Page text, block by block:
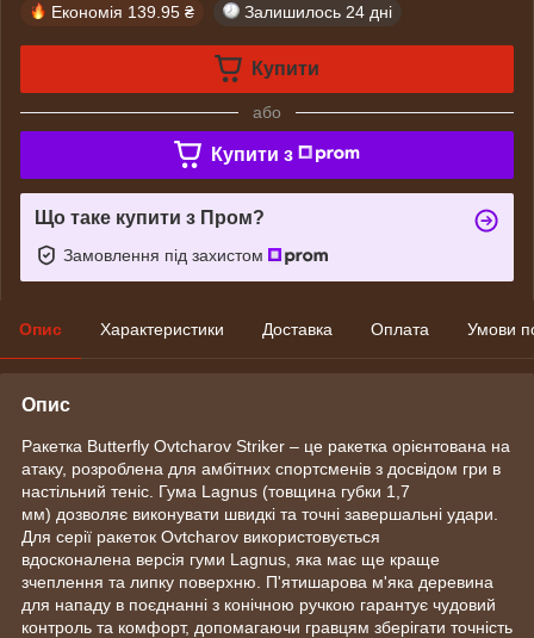
Економія 139.95 ₴ Залишилось 24 дні
Купити
або
Купити з
Що таке купити з Пром?
Замовлення під захистом
Опис Характеристики Доставка Оплата Умови
Опис
Ракетка Butterfly Ovtcharov Striker – це ракетка орієнтована на
атаку, розроблена для амбітних спортсменів з досвідом гри в
настільний теніс. Гума Lagnus (товщина губки 1,7
мм) дозволяє виконувати швидкі та точні завершальні удари.
Для серії ракеток Ovtcharov використовується
вдосконалена версія гуми Lagnus, яка має ще краще
зчеплення та липку поверхню. П'ятишарова м'яка деревина
для нападу в поєднанні з конічною ручкою гарантує чудовий
контроль та комфорт, допомагаючи гравцям зберігати точність